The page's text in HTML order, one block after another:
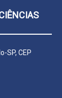
SP, CEP